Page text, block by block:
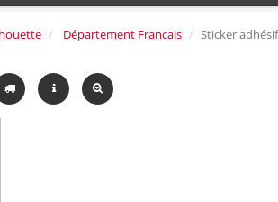
Département Francais Sticker